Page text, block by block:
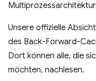
Unsere offizielle
des Back-Forward-
Dort können alle, die
möchten, nachlesen.